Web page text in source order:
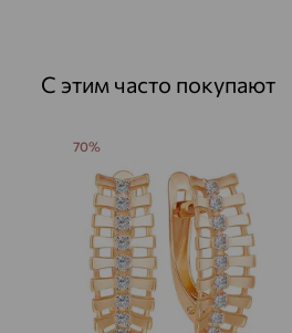
С этим часто покупают
70%